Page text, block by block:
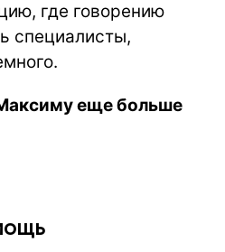
где говорению
специалисты,
еще больше